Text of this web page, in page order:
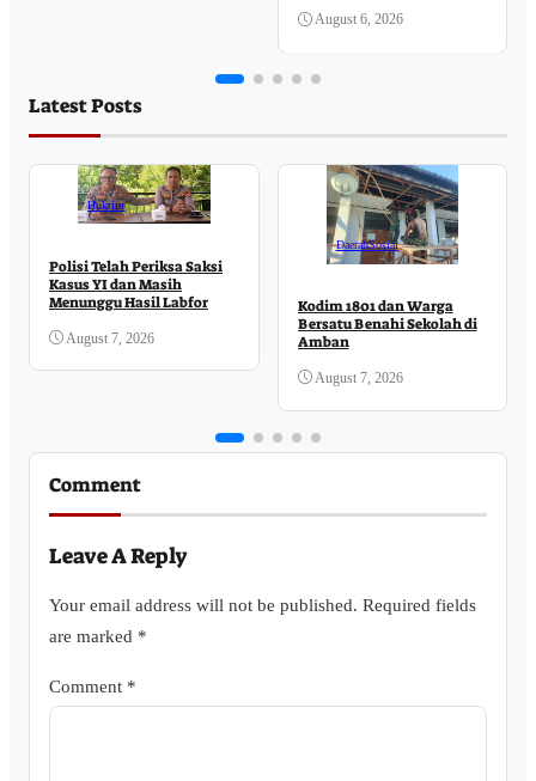
Publik
August 6, 2026
Latest Posts
Hukrim
Polisi Telah Periksa Saksi
Kasus YI dan Masih
Menunggu Hasil Labfor
August 7, 2026
DaerahSosial
Kodim 1801 dan Warga
Bersatu Benahi Sekolah di
Amban
August 7, 2026
Comment
Leave A Reply
Your email address will not be published. Required fields
are marked *
Comment *